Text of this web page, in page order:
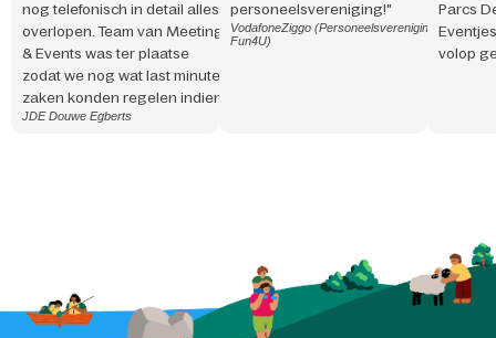
nog telefonisch in detail alles
overlopen. Team van Meeting
& Events was ter plaatse
zodat we nog wat last minute
zaken konden regelen indien
nodig. Vriendelijke en
JDE Douwe Egberts
personeelsvereniging!"
VodafoneZiggo (Personeelsvereniging
Fun4U)
Parcs
volop